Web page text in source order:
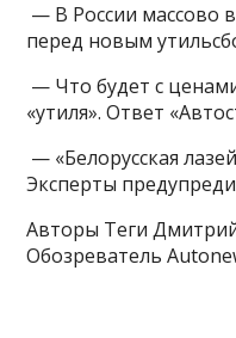
— В России массово
перед новым
— Что будет с
«утиля». Ответ
— «Белорусская
Эксперты
Авторы Теги
Обозреватель